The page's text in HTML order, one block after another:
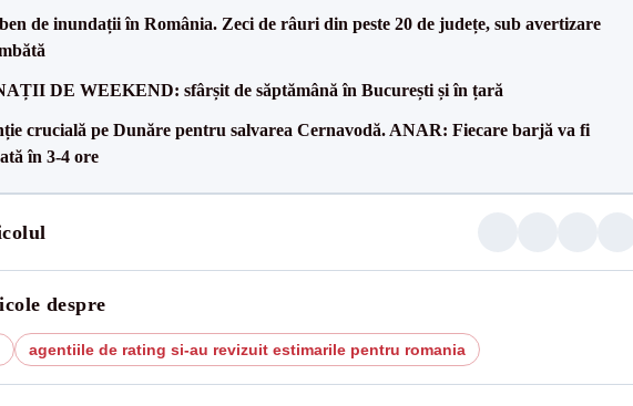
de inundații în România. Zeci de râuri din peste 20 de județe, sub avertizare
DE WEEKEND: sfârșit de săptămână în București și în țară
crucială pe Dunăre pentru salvarea Cernavodă. ANAR: Fiecare barjă va fi
în 3-4 ore
despre
agentiile de rating si-au revizuit estimarile pentru romania